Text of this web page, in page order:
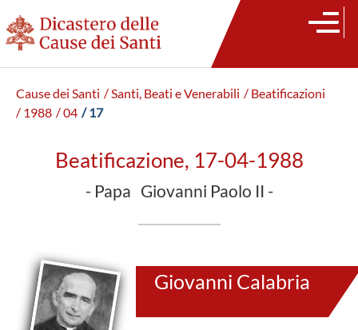
Cause dei Santi / Santi, Beati e Venerabili / Beatificazioni
/ 1988 / 04 / 17
Beatificazione, 17-04-1988
- Papa Giovanni Paolo II -
Giovanni Calabria